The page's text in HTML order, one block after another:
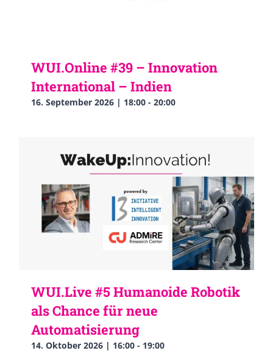
WUI.Online #39 – Innovation
International – Indien
16. September 2026 | 18:00 - 20:00
WUI.Live #5 Humanoide Robotik
als Chance für neue
Automatisierung
14. Oktober 2026 | 16:00 - 19:00